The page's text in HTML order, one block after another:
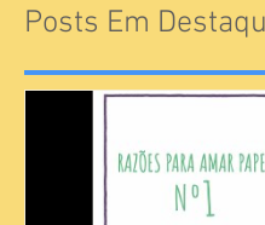
Posts Em